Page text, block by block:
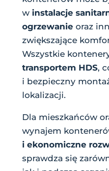
w instalacje
ogrzewanieoraz
zwiększające
Wszystkie
transportem HDS,
i bezpieczny
lokalizacji.
Dla mieszkańców
wynajem
i ekonomiczne
sprawdza się